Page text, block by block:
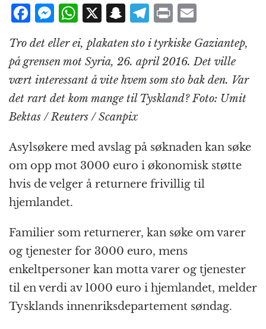
n
F
a
c
e
b
o
o
k
M
e
ss
e
n
g
e
r
W
h
at
s
A
p
p
X S
a
p
c
h
at
T
el
e
g
r
a
P
ri
n
t
m
ai
l
Tro det eller ei, plakaten sto i tyrkiske Gaziantep,
på grensen mot Syria, 26. april 2016. Det ville
vært interessant å vite hvem som sto bak den. Var
det rart det kom mange til Tyskland? Foto: Umit
Bektas / Reuters / Scanpix
Asylsøkere med avslag på søknaden kan søke
om opp mot 3000 euro i økonomisk støtte
hvis de velger å returnere frivillig til
hjemlandet.
Familier som returnerer, kan søke om varer
og tjenester for 3000 euro, mens
enkeltpersoner kan motta varer og tjenester
til en verdi av 1000 euro i hjemlandet, melder
Tysklands innenriksdepartement søndag.